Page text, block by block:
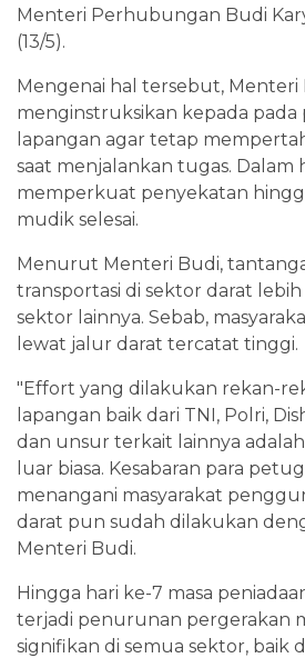
Menteri Perhubungan Budi
(13/5).
Mengenai hal tersebut, Menteri
menginstruksikan kepada pada
lapangan agar tetap
saat menjalankan tugas. Dalam
memperkuat penyekatan
mudik selesai.
Menurut Menteri Budi,
transportasi di sektor darat
sektor lainnya. Sebab,
lewat jalur darat tercatat tinggi.
"Effort yang dilakukan rekan-
lapangan baik dari TNI, Polri,
dan unsur terkait lainnya
luar biasa. Kesabaran para
menangani masyarakat
darat pun sudah dilakukan
Menteri Budi.
Hingga hari ke-7 masa
terjadi penurunan pergerakan
signifikan di semua sektor, baik